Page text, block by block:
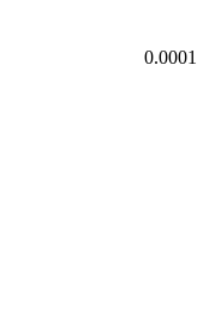
0.0001